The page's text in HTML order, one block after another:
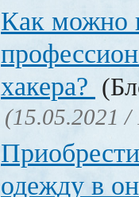
Как можно
хакера?
(15.05.2021 /
одежду в